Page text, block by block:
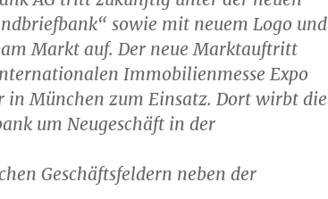
sowie mit neuem Logo und
Markt auf. Der neue Marktauftritt
Immobilienmesse Expo
in München zum Einsatz. Dort wirbt die
um Neugeschäft in der
Geschäftsfeldern neben der